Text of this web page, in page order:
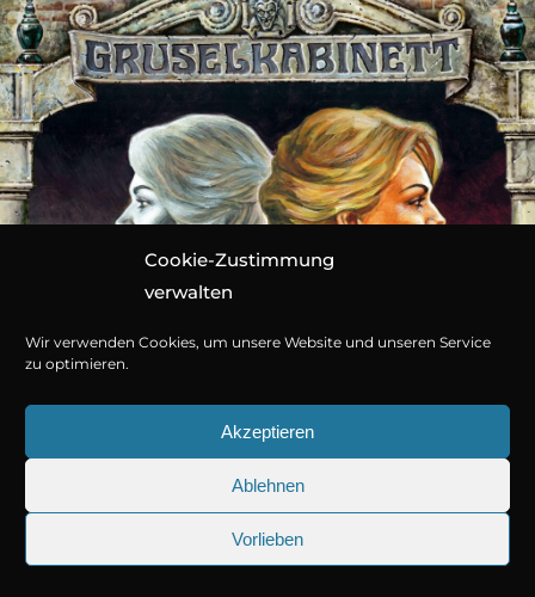
Cookie-Zustimmung
verwalten
Wir verwenden Cookies, um unsere Website und unseren Service
zu optimieren.
Akzeptieren
Ablehnen
Vorlieben